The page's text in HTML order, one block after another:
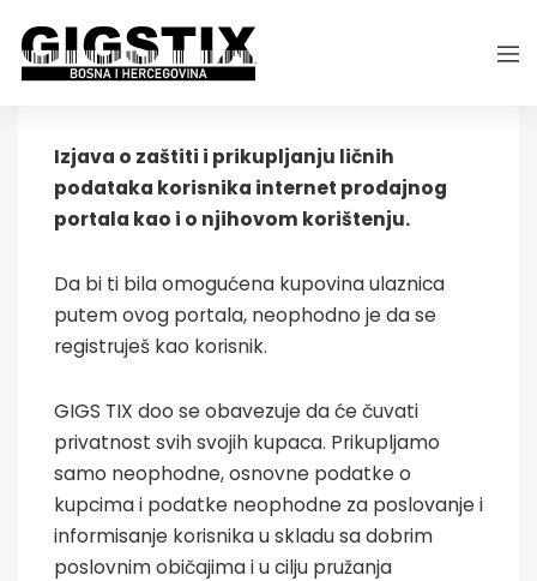
Izjava o zaštiti i prikupljanju ličnih
podataka korisnika internet prodajnog
portala kao i o njihovom korištenju.
Da bi ti bila omogućena kupovina ulaznica
putem ovog portala, neophodno je da se
registruješ kao korisnik.
GIGS TIX doo se obavezuje da će čuvati
privatnost svih svojih kupaca. Prikupljamo
samo neophodne, osnovne podatke o
kupcima i podatke neophodne za poslovanje i
informisanje korisnika u skladu sa dobrim
poslovnim običajima i u cilju pružanja